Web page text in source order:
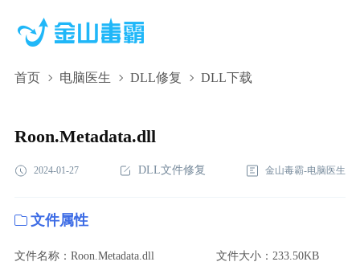
首页 电脑医生 DLL修复 DLL下载
Roon.Metadata.dll,Roon.Metadata.dll下载,Roon.Metadata.dll修复
Roon.Metadata.dll
2024-01-27 DLL文件修复 金山毒霸-电脑医生
文件属性
文件名称：Roon.Metadata.dll 文件大小：233.50KB